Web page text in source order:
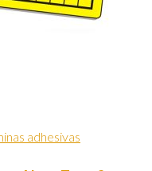
adhesivas